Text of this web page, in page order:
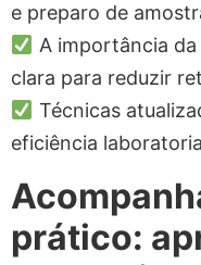
e preparo de
A importância
clara para reduzir
Técnicas
eficiência
prático: